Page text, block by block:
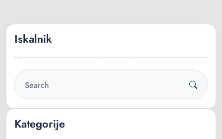
Iskalnik
Kategorije